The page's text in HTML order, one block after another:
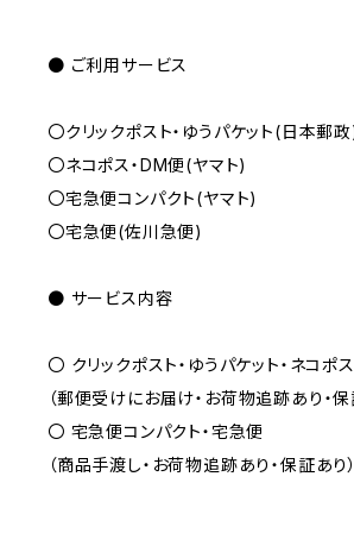
● ご利用サービス
〇クリックポスト・ゆうパケット(日本郵
〇ネコポス・DM便(ヤマト)
〇宅急便コンパクト(ヤマト)
〇宅急便(佐川急便)
● サービス内容
〇 クリックポスト・ゆうパケット・ネコポ
（郵便受けにお届け・お荷物追跡あり・保
〇 宅急便コンパクト・宅急便
（商品手渡し・お荷物追跡あり・保証あり）